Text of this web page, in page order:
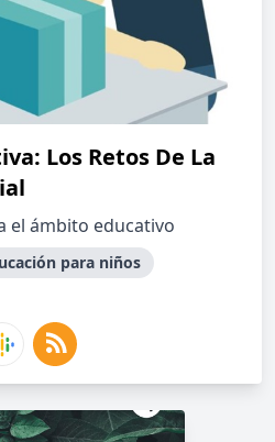
Los Retos De La
el ámbito educativo
para niños